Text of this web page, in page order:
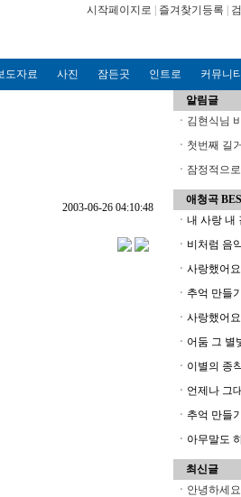
시작페이지로 즐겨찾기등록
도자료 사진 잠든곳 인트로 커뮤니티
2003-06-26 04:10:48
알림글
ㆍ 김현식님
ㆍ 첫번째 길
ㆍ 잠정적으
애청곡
ㆍ내 사랑 내
ㆍ비처럼 음
ㆍ사랑했어요
ㆍ추억 만들기
ㆍ사랑했어요
ㆍ어둠 그 별
ㆍ이별의 종
ㆍ언제나 그
ㆍ추억 만들기
ㆍ아무말도
최신글
ㆍ 안녕하세